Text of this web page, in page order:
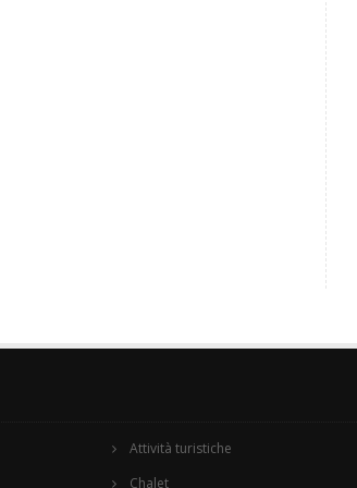
Attività turistiche
Chalet